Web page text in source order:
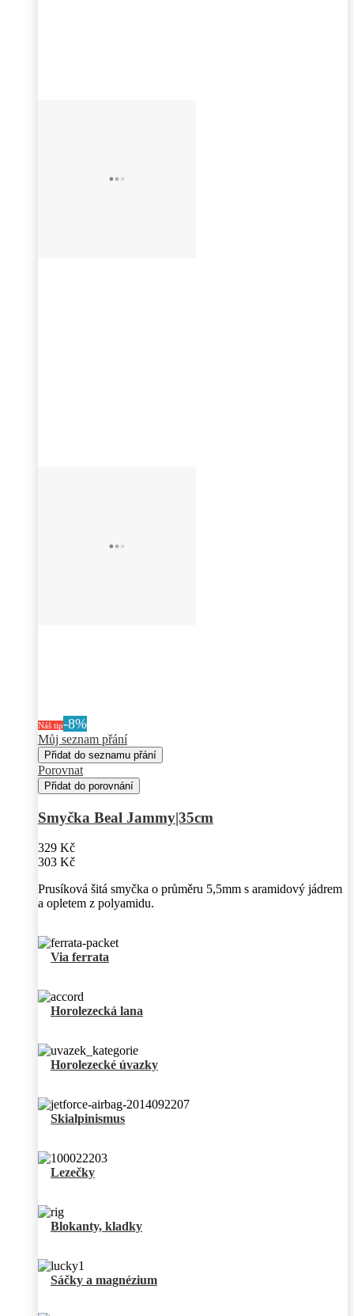
Náš tip-8%
Můj seznam přání
Přidat do seznamu přání
Porovnat
Přidat do porovnání
Smyčka Beal Jammy|35cm
329 Kč
303 Kč
Prusíková šitá smyčka o průměru 5,5mm s aramidový jádrem
a opletem z polyamidu.
Via ferrata
Horolezecká lana
Horolezecké úvazky
Skialpinismus
Lezečky
Blokanty, kladky
Sáčky a magnézium